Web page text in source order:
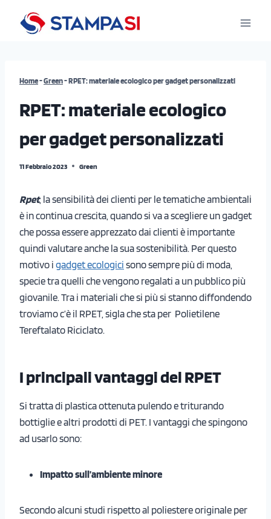
Home-Green-RPET: materiale ecologico per gadget personalizzati
RPET: materiale ecologico
per gadget personalizzati
11 Febbraio 2023 Green
Rpet, la sensibilità dei clienti per le tematiche ambientali
è in continua crescita, quando si va a scegliere un gadget
che possa essere apprezzato dai clienti è importante
quindi valutare anche la sua sostenibilità. Per questo
motivo i gadget ecologici sono sempre più di moda,
specie tra quelli che vengono regalati a un pubblico più
giovanile. Tra i materiali che si più si stanno diffondendo
troviamo c’è il RPET, sigla che sta per Polietilene
Tereftalato Riciclato.
I principali vantaggi del RPET
Si tratta di plastica ottenuta pulendo e triturando
bottiglie e altri prodotti di PET. I vantaggi che spingono
ad usarlo sono:
Impatto sull’ambiente minore
Secondo alcuni studi rispetto al poliestere originale per